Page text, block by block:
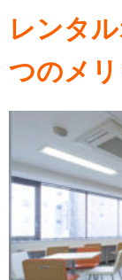
レンタ
つのメリ